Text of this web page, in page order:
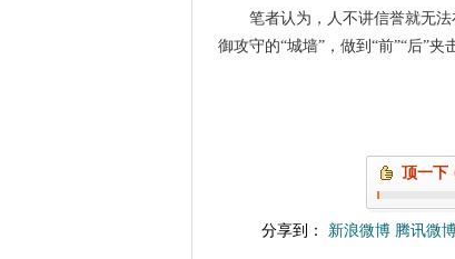
笔者认为，人不讲信誉就无
御攻守的“城墙”，做到“前”“后”夹
顶一下
分享到： 新浪微博 腾讯微